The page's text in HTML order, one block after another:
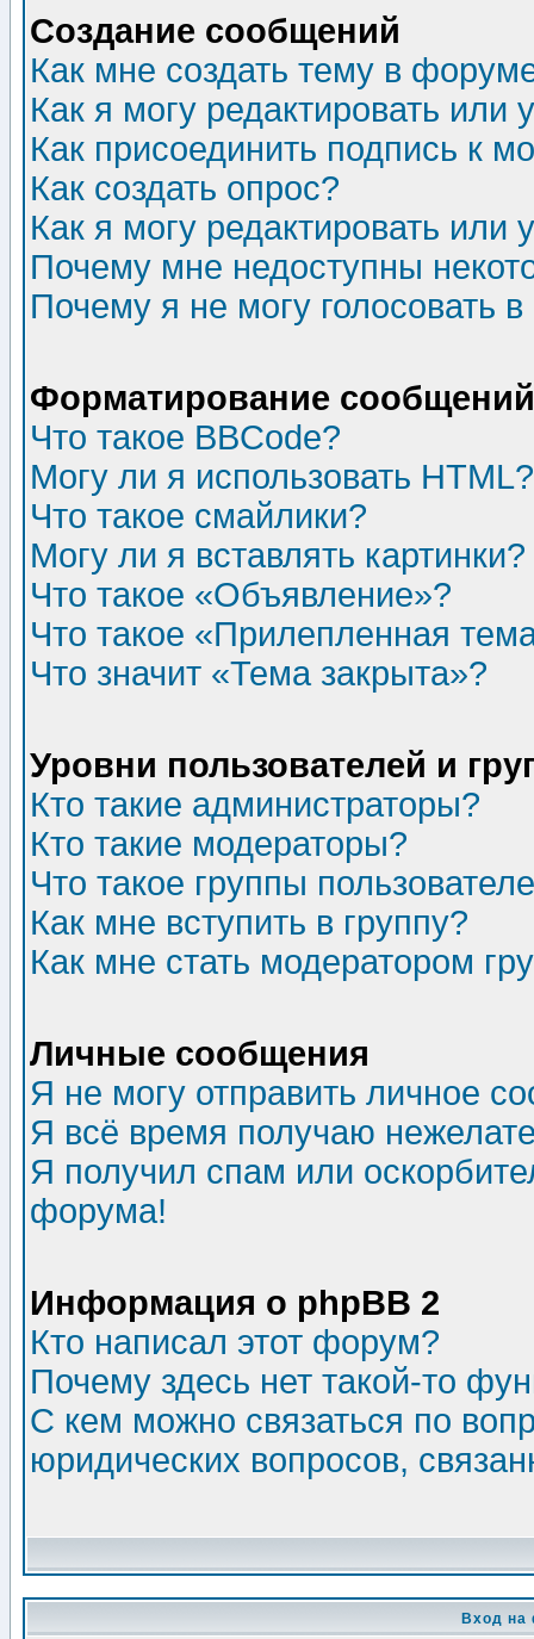
Создание сообщений
Как мне создать тему в
Как я могу редактировать или
Как присоединить подпись к
Как создать опрос?
Как я могу редактировать или
Почему мне недоступны
Почему я не могу голосовать
Форматирование
Что такое BBCode?
Могу ли я использовать HTML?
Что такое смайлики?
Могу ли я вставлять картинки?
Что такое «Объявление»?
Что такое «Прилепленная
Что значит «Тема закрыта»?
Уровни пользователей и
Кто такие администраторы?
Кто такие модераторы?
Что такое группы
Как мне вступить в группу?
Как мне стать модератором
Личные сообщения
Я не могу отправить личное
Я всё время получаю
Я получил спам или
форума!
Информация о phpBB 2
Кто написал этот форум?
Почему здесь нет такой-то
С кем можно связаться по
юридических вопросов,
Вход на